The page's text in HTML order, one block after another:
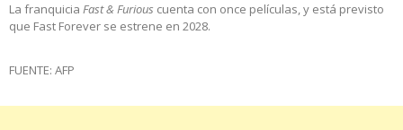
La franquicia Fast & Furious cuenta con once películas, y está previsto
que Fast Forever se estrene en 2028.
FUENTE: AFP